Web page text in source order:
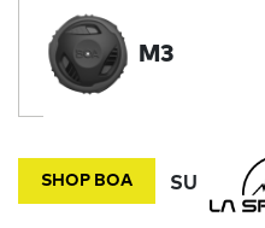
M3
SHOP BOA SU